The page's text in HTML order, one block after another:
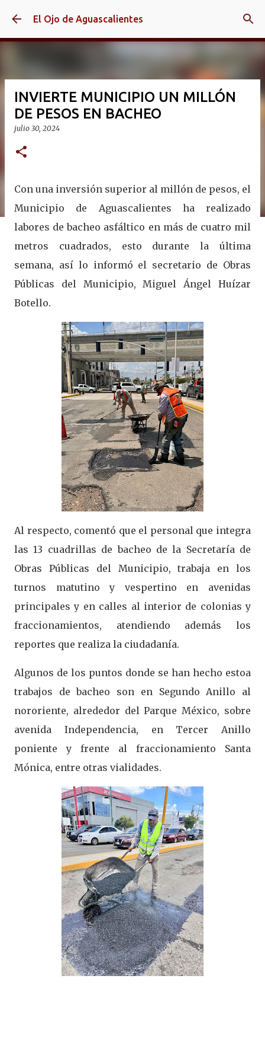
Ir al contenido principal
El Ojo de Aguascalientes
INVIERTE MUNICIPIO UN MILLÓN
DE PESOS EN BACHEO
julio 30, 2024
Con una inversión superior al millón de pesos, el
Municipio de Aguascalientes ha realizado
labores de bacheo asfáltico en más de cuatro mil
metros cuadrados, esto durante la última
semana, así lo informó el secretario de Obras
Públicas del Municipio, Miguel Ángel Huízar
Botello.
Al respecto, comentó que el personal que integra
las 13 cuadrillas de bacheo de la Secretaría de
Obras Públicas del Municipio, trabaja en los
turnos matutino y vespertino en avenidas
principales y en calles al interior de colonias y
fraccionamientos, atendiendo además los
reportes que realiza la ciudadanía.
Algunos de los puntos donde se han hecho estoa
trabajos de bacheo son en Segundo Anillo al
nororiente, alrededor del Parque México, sobre
avenida Independencia, en Tercer Anillo
poniente y frente al fraccionamiento Santa
Mónica, entre otras vialidades.